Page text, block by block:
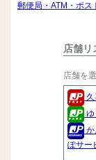
郵便局・ATM・ポス
店舗リ
店舗を
ぽサー